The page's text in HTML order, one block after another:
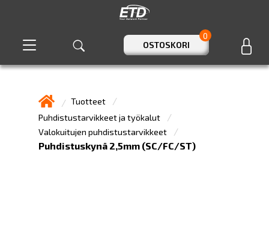
OSTOSKORI
0
Tuotteet
Puhdistustarvikkeet ja työkalut
Valokuitujen puhdistustarvikkeet
Puhdistuskynä 2,5mm (SC/FC/ST)